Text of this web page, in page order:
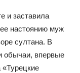
и заставила
настоянию муж
султана. В
обычаи, впервые